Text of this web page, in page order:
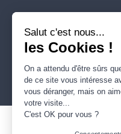
Salut c'est nous...
les Cookies !
On a attendu d'être sûrs
de ce site vous intéresse
vous déranger, mais on
votre visite...
C'est OK pour vous ?